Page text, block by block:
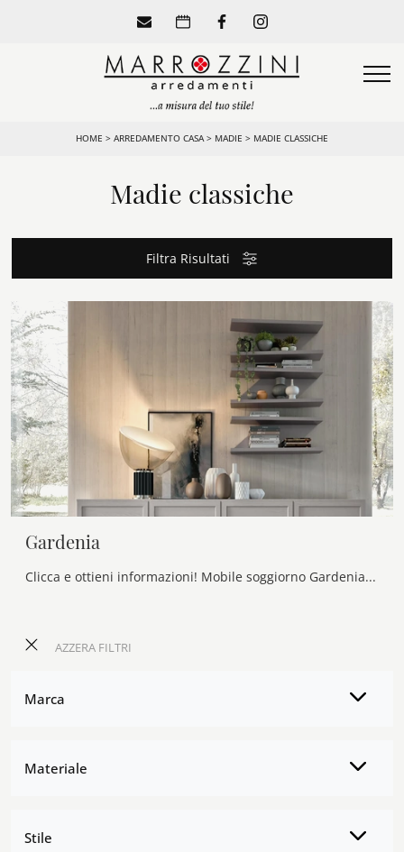
HOME > ARREDAMENTO CASA> MADIE > MADIE CLASSICHE
Madie classiche
AZZERA FILTRI
Marca
Materiale
Stile
Filtra Risultati
Gardenia
Clicca e ottieni informazioni! Mobile soggiorno Gardenia di Maronese in legno laccato: ti attende per arricchire le tue stanze classiche.